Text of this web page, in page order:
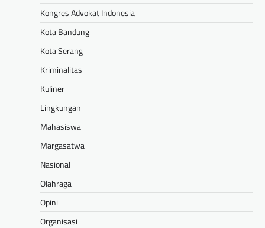
Kongres Advokat Indonesia
Kota Bandung
Kota Serang
Kriminalitas
Kuliner
Lingkungan
Mahasiswa
Margasatwa
Nasional
Olahraga
Opini
Organisasi